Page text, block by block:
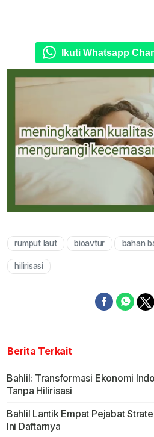
Ikuti Whatsapp
rumput laut bioavtur bahan
hilirisasi
Berita Terkait
Bahlil: Transformasi Ekonomi
Tanpa Hilirisasi
Bahlil Lantik Empat Pejabat
Ini Daftarnya